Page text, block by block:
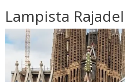
Lampista